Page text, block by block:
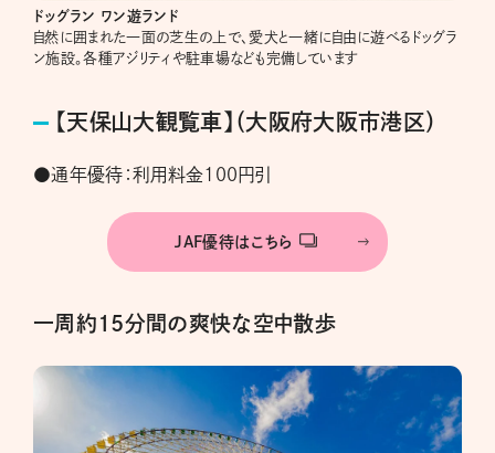
ドッグラン ワン遊ランド
自然に囲まれた一面の芝生の上で、愛犬と一緒に自由に遊べるドッグラ
ン施設。各種アジリティや駐車場なども完備しています
【天保山大観覧車】（大阪府大阪市港区）
●通年優待：利用料金100円引
JAF優待はこちら
一周約15分間の爽快な空中散歩